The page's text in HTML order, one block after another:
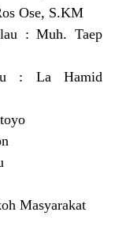
Ose, S.KM
: Muh. Taep
: La Hamid
Masyarakat